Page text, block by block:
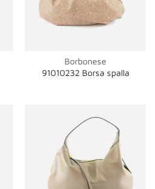
Borbonese
91010232 Borsa spalla